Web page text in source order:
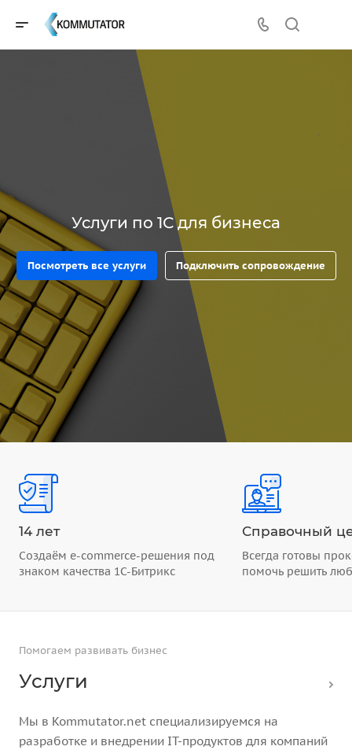
Услуги по 1С для бизнеса
Посмотреть все услуги Подключить сопровождение
14 лет
Создаём e-commerce-решения под
знаком качества 1С-Битрикс
Справочный
Всегда готовы
помочь решить
Помогаем развивать бизнес
Услуги
Мы в Kommutator.net специализируемся на
разработке и внедрении IT-продуктов для компаний